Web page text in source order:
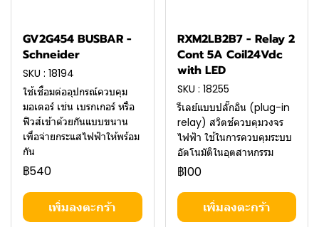
GV2G454 BUSBAR -
Schneider
SKU : 18194
ใช้เชื่อมต่ออุปกรณ์ควบคุม
มอเตอร์ เช่น เบรกเกอร์ หรือ
ฟิวส์เข้าด้วยกันแบบขนาน
เพื่อจ่ายกระแสไฟฟ้าให้พร้อม
กัน
฿540
เพิ่มลงตะกร้า
RXM2LB2B7 - Relay 2
Cont 5A Coil24Vdc
with LED
SKU : 18255
รีเลย์แบบปลั๊กอิน (plug-in
relay) สวิตช์ควบคุมวงจร
ไฟฟ้า ใช้ในการควบคุมระบบ
อัตโนมัติในอุตสาหกรรม
฿100
เพิ่มลงตะกร้า